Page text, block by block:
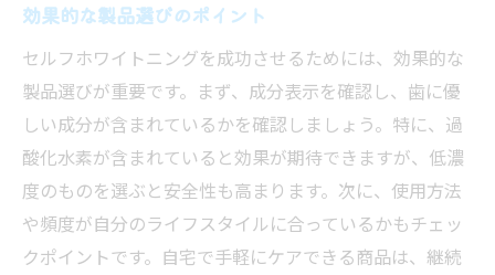
効果的な製品選びのポイント
セルフホワイトニングを成功させるためには、効果的な
製品選びが重要です。まず、成分表示を確認し、歯に優
しい成分が含まれているかを確認しましょう。特に、過
酸化水素が含まれていると効果が期待できますが、低濃
度のものを選ぶと安全性も高まります。次に、使用方法
や頻度が自分のライフスタイルに合っているかもチェッ
クポイントです。自宅で手軽にケアできる商品は、継続